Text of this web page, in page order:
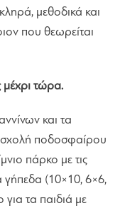
μεθοδικά και
που θεωρείται
μέχρι τώρα.
και τα
σχολή ποδοσφαίρου
πάρκο με τις
γήπεδα (10×10, 6×6,
τα παιδιά με